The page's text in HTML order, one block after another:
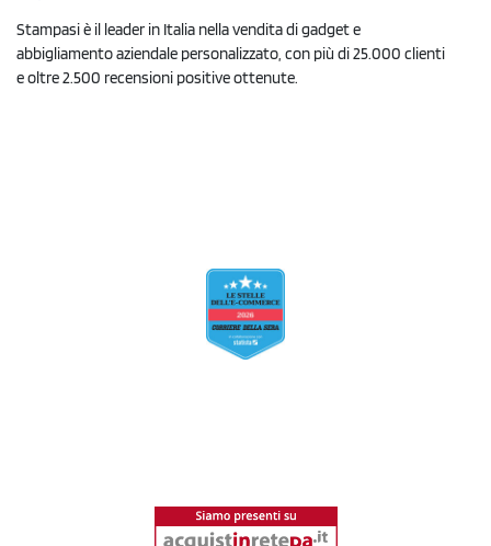
Stampasi è il leader in Italia nella vendita di gadget e
abbigliamento aziendale personalizzato, con più di 25.000 clienti
e oltre 2.500 recensioni positive ottenute.